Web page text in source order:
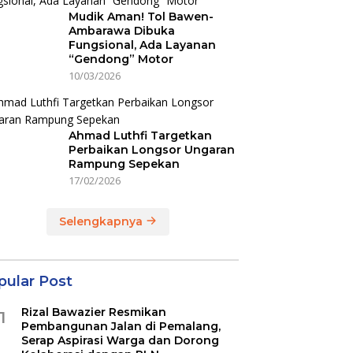
Mudik Aman! Tol Bawen-
Ambarawa Dibuka
Fungsional, Ada Layanan
“Gendong” Motor
10/03/2026
Ahmad Luthfi Targetkan
Perbaikan Longsor Ungaran
Rampung Sepekan
17/02/2026
Selengkapnya
Post
Rizal Bawazier Resmikan
Pembangunan Jalan di Pemalang,
Serap Aspirasi Warga dan Dorong